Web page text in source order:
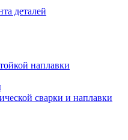
деталей
наплавки
сварки и наплавки